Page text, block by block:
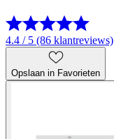
4.4 / 5 (86 klantreviews)
Opslaan in Favorieten